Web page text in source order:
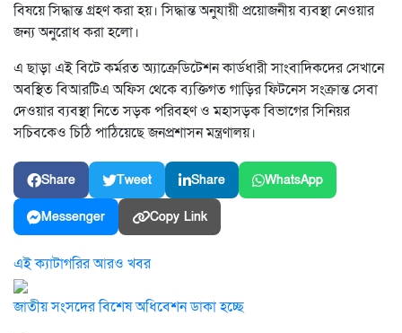
বিষয়ে সিদ্ধান্ত গ্রহণ করা হয়। সিদ্ধান্ত অনুযায়ী প্রয়োজনীয় ব্যবস্থা নেওয়ার
জন্য অনুরোধ করা হলো।
এ ছাড়া এই বিটে কর্মরত অ্যাক্রেডিটেশন কার্ডধারী সাংবাদিকদের সেখানে
অবস্থিত বিআরটিএ অফিস থেকে ব্যক্তিগত গাড়ির ফিটনেস সংক্রান্ত সেবা
দেওয়ার ব্যবস্থা নিতে সড়ক পরিবহণ ও মহাসড়ক বিভাগের সিনিয়র
সচিবকেও চিঠি পাঠিয়েছে জনপ্রশাসন মন্ত্রণালয়।
Share Tweet Share WhatsApp
Messenger Copy Link
এই ক্যাটাগরির আরও খবর
জাতীয় সংসদের বিশেষ অধিবেশন ডাকা হচ্ছে